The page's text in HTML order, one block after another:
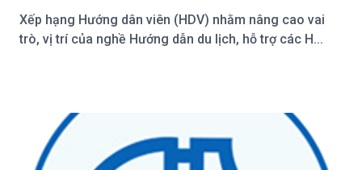
Xếp hạng Hướng dân viên (HDV) nhằm nâng cao vai
trò, vị trí của nghề Hướng dẫn du lịch, hỗ trợ các H...